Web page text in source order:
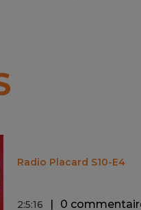
Radio Placard S10-E4
2:5:16 0